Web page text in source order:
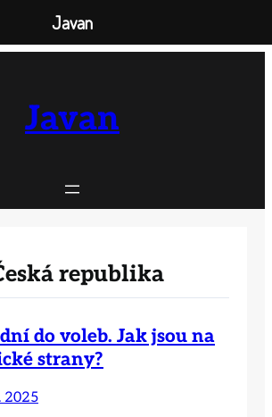
Javan
republika
do voleb. Jak jsou na
strany?
2025
Javan